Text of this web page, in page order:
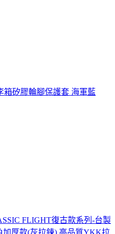
箱矽膠輪腳保護套 海軍藍
FLIGHT復古款系列-台製